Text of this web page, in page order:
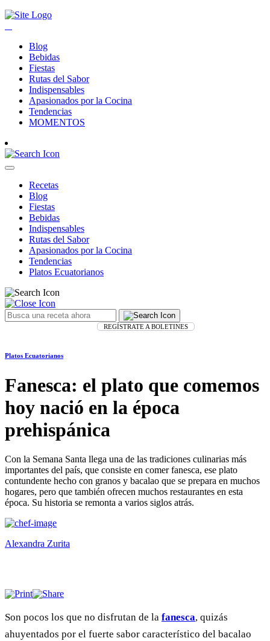
Blog
Bebidas
Fiestas
Rutas del Sabor
Indispensables
Apasionados por la Cocina
Tendencias
MOMENTOS
Recetas
Blog
Fiestas
Bebidas
Indispensables
Rutas del Sabor
Apasionados por la Cocina
Tendencias
Platos Ecuatorianos
REGÍSTRATE A BOLETINES
Platos Ecuatorianos
Fanesca: el plato que comemos
hoy nació en la época
prehispánica
Con la Semana Santa llega una de las tradiciones culinarias más
importantes del país, que consiste en comer fanesca, ese plato
contundente hecho con granos y bacalao que se prepara en muchos
hogares, pero que también ofrecen muchos restaurantes en esta
época. Su historia se remonta a varios siglos atrás.
Alexandra Zurita
Son pocos los que no disfrutan de la fanesca, quizás
ahuyentados por el fuerte sabor característico del bacalao